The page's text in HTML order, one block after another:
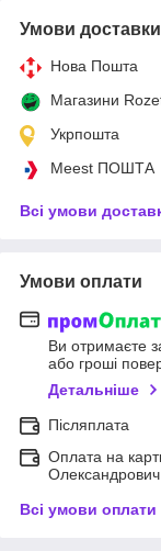
Умови доставки
Нова Пошта
Магазини
Укрпошта
Meest ПОШТА
Всі умови
Умови оплати
Ви отримаєте
або гроші
Детальніше
Післяплата
Оплата на
Олександрович
Всі умови оплати